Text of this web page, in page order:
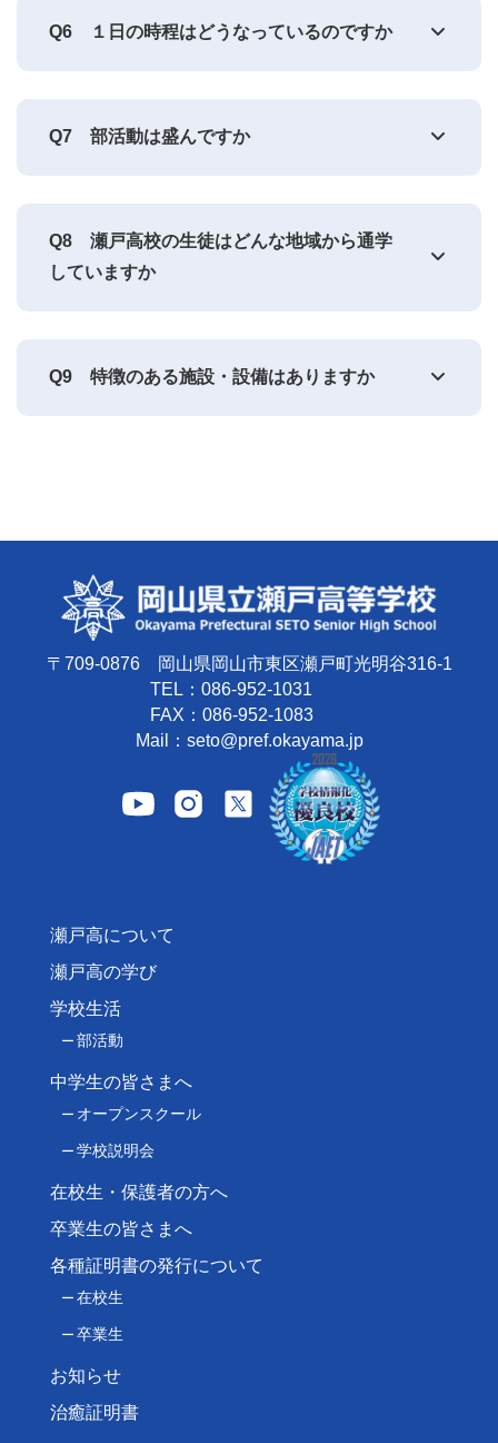
Q6 １日の時程はどうなっているのですか
Q7部活動は盛んですか
Q8瀬戸高校の生徒はどんな地域から通学
していますか
Q9特徴のある施設・設備はありますか
〒709-0876 岡山県岡山市東区瀬戸町光明谷316-1
TEL：086-952-1031
FAX：086-952-1083
Mail：seto@pref.okayama.jp
瀬戸高について
瀬戸高の学び
学校生活
部活動
中学生の皆さまへ
オープンスクール
学校説明会
在校生・保護者の方へ
卒業生の皆さまへ
各種証明書の発行について
在校生
卒業生
お知らせ
治癒証明書